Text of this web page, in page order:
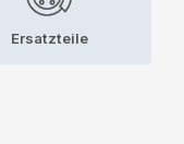
Ersatzteile